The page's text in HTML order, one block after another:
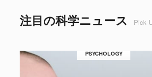
注目の科学ニュース Pick
PSYCHOLOGY